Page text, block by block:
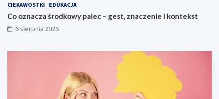
CIEKAWOSTKI EDUKACJA
Co oznacza środkowy palec – gest, znaczenie i kontekst
6 sierpnia 2026